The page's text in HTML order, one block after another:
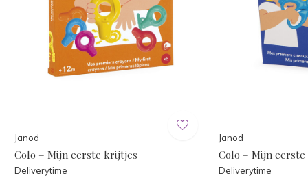
Janod
Colo – Mijn eerste krijtjes
Deliverytime
Janod
Colo – Mijn eerste
Deliverytime